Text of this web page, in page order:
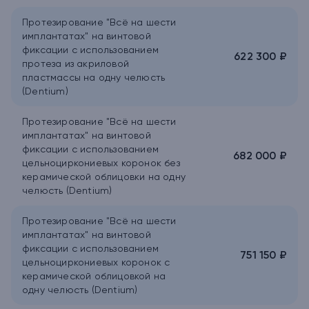
Протезирование "Всё на шести
имплантатах" на винтовой
фиксации с использованием
протеза из акриловой
пластмассы на одну челюсть
(Dentium)
622 300 ₽
Протезирование "Всё на шести
имплантатах" на винтовой
фиксации с использованием
цельноциркониевых коронок без
керамической облицовки на одну
челюсть (Dentium)
682 000 ₽
Протезирование "Всё на шести
имплантатах" на винтовой
фиксации с использованием
цельноциркониевых коронок с
керамической облицовкой на
одну челюсть (Dentium)
751 150 ₽